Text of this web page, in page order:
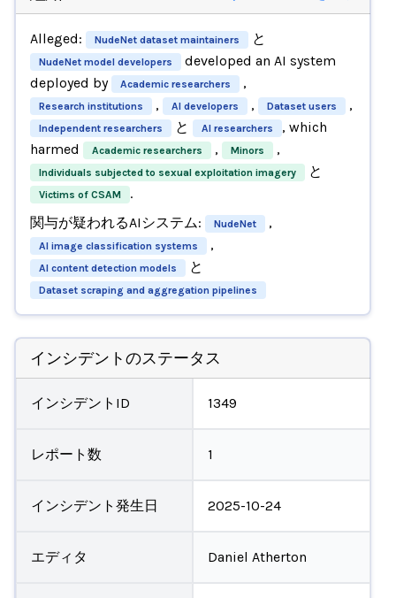
Alleged: NudeNet dataset maintainers と
NudeNet model developers
developed an AI system
deployed by
Academic researchers ,
Research institutions , AI developers , Dataset users ,
Independent researchers と AI researchers
, which
harmed
Academic researchers , Minors ,
Individuals subjected to sexual exploitation imagery と
Victims of CSAM
.
関与が疑われるAIシステム:
NudeNet ,
AI image classification systems ,
AI content detection models と
Dataset scraping and aggregation pipelines
インシデントのステータス
インシデントID 1349
レポート数 1
インシデント発生日 2025-10-24
エディタ Daniel Atherton